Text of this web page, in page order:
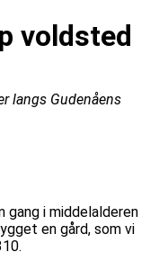
voldsted
langs Gudenåens
i middelalderen
en gård, som vi